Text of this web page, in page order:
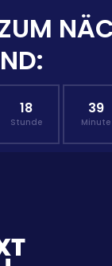
18
Stunde
39
Minute